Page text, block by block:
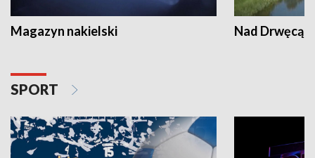
Magazyn nakielski Nad Drwęcą
SPORT